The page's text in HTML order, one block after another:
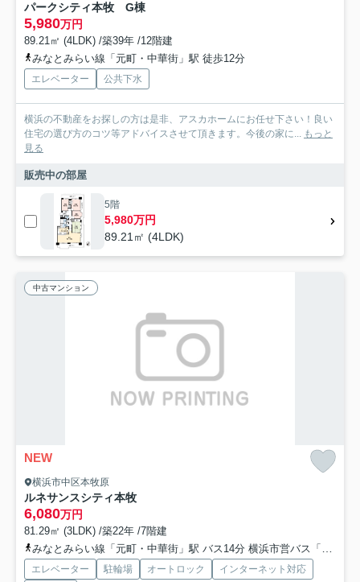
パークシティ本牧 G棟
5,980万円
89.21㎡ (4LDK) /築39年 /12階建
みなとみらい線「元町・中華街」駅 徒歩12分
エレベーター 公共下水
横浜の不動産をお探しの方は是非、アスカホームにお任せ下さい！良い
住宅の選び方のコツ等アドバイスさせて頂きます。今後の家に... もっと
見る
販売中の部屋
5階
5,980万円
89.21㎡ (4LDK)
中古マンション
NEW
横浜市中区本牧原
ルネサンスシティ本牧
6,080万円
81.29㎡ (3LDK) /築22年 /7階建
みなとみらい線「元町・中華街」駅 バス14分 横浜市営バス「本牧原」 停歩2分
エレベーター 駐輪場 オートロック
インターネット対応